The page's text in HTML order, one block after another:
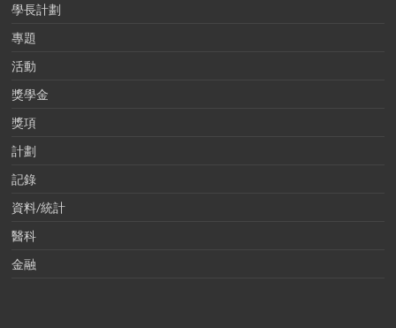
學長計劃
專題
活動
獎學金
獎項
計劃
記錄
資料/統計
醫科
金融